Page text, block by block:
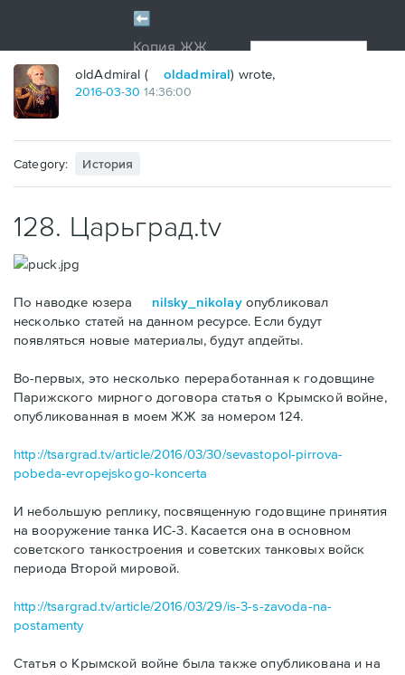
oldAdmiral ( oldadmiral) wrote,
2016-03-30 14:36:00
Category: История
128. Царьград.tv
По наводке юзера nilsky_nikolayопубликовал
несколько статей на данном ресурсе. Если будут
появляться новые материалы, будут апдейты.
Во-первых, это несколько переработанная к годовщине
Парижского мирного договора статья о Крымской войне,
опубликованная в моем ЖЖ за номером 124.
http://tsargrad.tv/article/2016/03/30/sevastopol-pirrova-
pobeda-evropejskogo-koncerta
И небольшую реплику, посвященную годовщине принятия
на вооружение танка ИС-3. Касается она в основном
советского танкостроения и советских танковых войск
периода Второй мировой.
http://tsargrad.tv/article/2016/03/29/is-3-s-zavoda-na-
postamenty
Статья о Крымской войне была также опубликована и на